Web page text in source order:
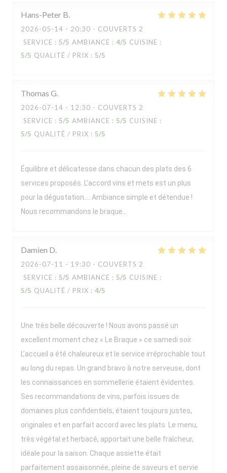
Hans-Peter B
2026-05-14 - 20:30 - COUVERTS 2
SERVICE : 5/5 AMBIANCE : 4/5 CUISINE :
5/5 QUALITÉ / PRIX : 5/5
Thomas G
2026-07-14 - 12:30 - COUVERTS 2
SERVICE : 5/5 AMBIANCE : 5/5 CUISINE :
5/5 QUALITÉ / PRIX : 5/5
Équilibre et délicatesse dans chacun des plats des 6
services proposés. L’accord vins et mets est un plus
pour la dégustation…. Ambiance simple et détendue !
Nous recommandons le braque…
Damien D
2026-07-11 - 19:30 - COUVERTS 2
SERVICE : 5/5 AMBIANCE : 5/5 CUISINE :
5/5 QUALITÉ / PRIX : 4/5
Une très belle découverte ! Nous avons passé un
excellent moment chez « Le Braque » ce samedi soir.
L’accueil a été chaleureux et le service irréprochable tout
au long du repas. Un grand bravo à notre serveuse, dont
les connaissances en sommellerie étaient évidentes.
Ses recommandations de vins, parfois issues de
domaines plus confidentiels, étaient toujours justes,
originales et en parfait accord avec les plats. Le menu,
très végétal et herbacé, apportait une belle fraîcheur,
idéale pour la saison. Chaque assiette était
parfaitement assaisonnée, pleine de saveurs et servie